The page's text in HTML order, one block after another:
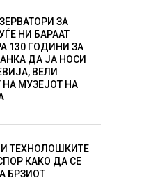
ЗА
НИ БАРААТ
130 ГОДИНИ ЗА
ДА ЈА НОСИ
ВЕЛИ
МУЗЕЈОТ НА
И ТЕХНОЛОШКИТЕ
КАКО ДА СЕ
БРЗИОТ